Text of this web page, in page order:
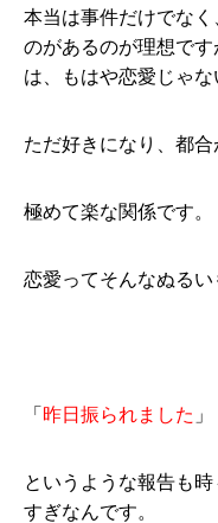
本当は事件だけでな
のがあるのが理想で
は、もはや恋愛じゃな
ただ好きになり、都合
極めて楽な関係です。
恋愛ってそんなぬるい
「 昨日振られました 」
というような報告も
すぎなんです。